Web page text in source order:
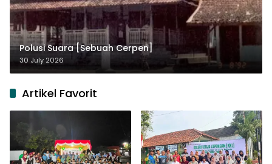
Polusi Suara [Sebuah Cerpen]
30 July 2026
Artikel Favorit